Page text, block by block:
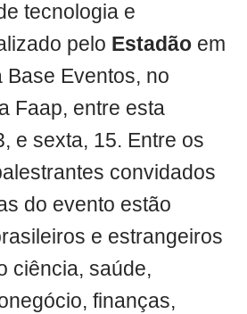
tecnologia e
pelo Estadão em
Base Eventos, no
Faap, entre esta
e sexta, 15. Entre os
convidados
do evento estão
e estrangeiros
ciência, saúde,
finanças,